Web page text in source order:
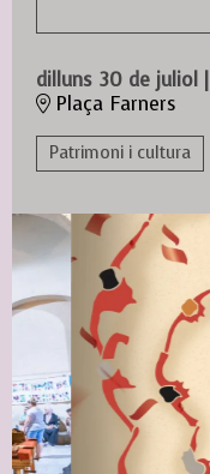
dilluns 30 de juliol |
Plaça Farners
Patrimoni i cultura